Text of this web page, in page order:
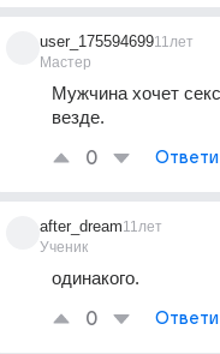
user_175594699
Мастер
11лет
Мужчина хочет
везде.
0
after_dream
Ученик
11лет
одинакого.
0